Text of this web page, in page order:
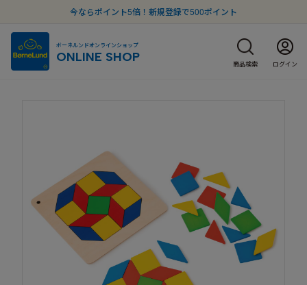
今ならポイント5倍！新規登録で500ポイント
ボーネルンドオンラインショップ
ONLINE SHOP 商品検索 ログイン